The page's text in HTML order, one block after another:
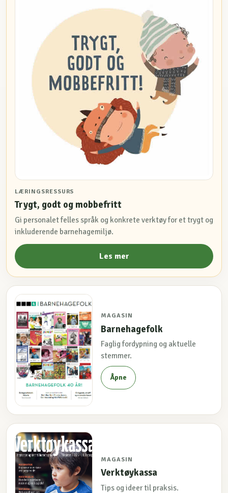
LÆRINGSRESSURS
Trygt, godt og mobbefritt
Gi personalet felles språk og konkrete verktøy for et trygt og
inkluderende barnehagemiljø.
Les mer
MAGASIN
Barnehagefolk
Faglig fordypning og aktuelle
stemmer.
Åpne
MAGASIN
Verktøykassa
Tips og ideer til praksis.